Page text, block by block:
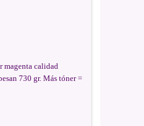
magenta calidad
730 gr. Más tóner =